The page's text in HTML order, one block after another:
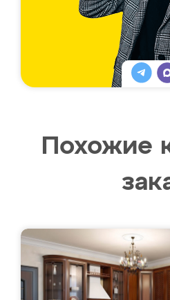
Похожие